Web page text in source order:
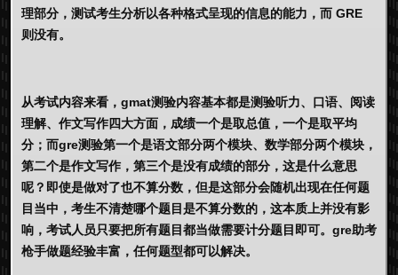
理部分，测试考生分析以各种格式呈现的信息的能力，而 GRE
则没有。
从考试内容来看，gmat测验内容基本都是测验听力、口语、阅读
理解、作文写作四大方面，成绩一个是取总值，一个是取平均
分；而gre测验第一个是语文部分两个模块、数学部分两个模块，
第二个是作文写作，第三个是没有成绩的部分，这是什么意思
呢？即使是做对了也不算分数，但是这部分会随机出现在任何题
目当中，考生不清楚哪个题目是不算分数的，这本质上并没有影
响，考试人员只要把所有题目都当做需要计分题目即可。gre助考
枪手做题经验丰富，任何题型都可以解决。